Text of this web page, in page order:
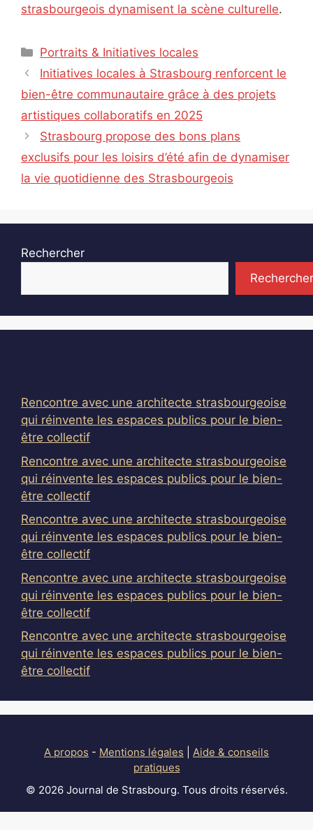
strasbourgeois dynamisent la scène culturelle.
Catégories
Portraits & Initiatives locales
Initiatives locales à Strasbourg renforcent le
bien-être communautaire grâce à des projets
artistiques collaboratifs en 2025
Strasbourg propose des bons plans
exclusifs pour les loisirs d’été afin de dynamiser
la vie quotidienne des Strasbourgeois
Rechercher
Rechercher
Rencontre avec une architecte strasbourgeoise
qui réinvente les espaces publics pour le bien-
être collectif
Rencontre avec une architecte strasbourgeoise
qui réinvente les espaces publics pour le bien-
être collectif
Rencontre avec une architecte strasbourgeoise
qui réinvente les espaces publics pour le bien-
être collectif
Rencontre avec une architecte strasbourgeoise
qui réinvente les espaces publics pour le bien-
être collectif
Rencontre avec une architecte strasbourgeoise
qui réinvente les espaces publics pour le bien-
être collectif
A propos - Mentions légales
Aide & conseils
pratiques
© 2026 Journal de Strasbourg. Tous droits réservés.